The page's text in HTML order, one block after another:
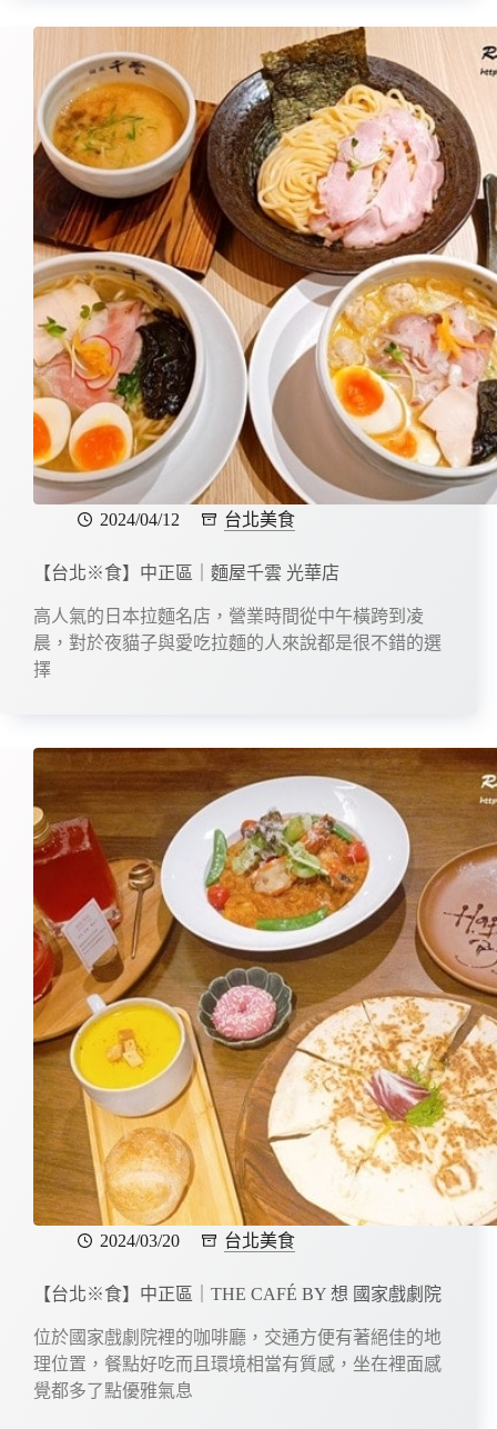
2024/04/12 台北美食
【台北※食】中正區｜麵屋千雲 光華店
高人氣的日本拉麵名店，營業時間從中午橫跨到凌
晨，對於夜貓子與愛吃拉麵的人來說都是很不錯的選
擇
2024/03/20 台北美食
【台北※食】中正區｜THE CAFÉ BY 想 國家戲劇院
位於國家戲劇院裡的咖啡廳，交通方便有著絕佳的地
理位置，餐點好吃而且環境相當有質感，坐在裡面感
覺都多了點優雅氣息